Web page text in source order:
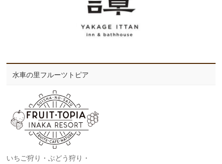
水車の里フルーツトピア
いちご狩り・ぶどう狩り・